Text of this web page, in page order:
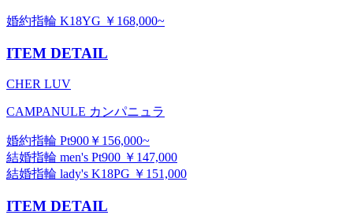
婚約指輪 K18YG ￥168,000~
ITEM DETAIL
CHER LUV
CAMPANULE カンパニュラ
婚約指輪 Pt900￥156,000~
結婚指輪 men's Pt900 ￥147,000
結婚指輪 lady's K18PG ￥151,000
ITEM DETAIL